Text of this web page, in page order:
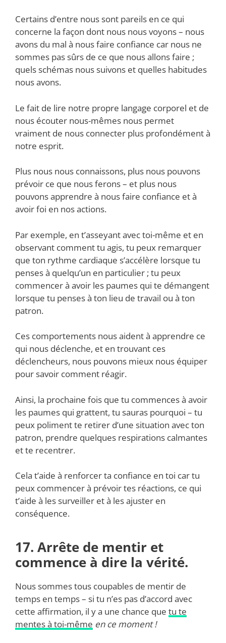
Certains d’entre nous sont pareils en ce qui
concerne la façon dont nous nous voyons – nous
avons du mal à nous faire confiance car nous ne
sommes pas sûrs de ce que nous allons faire ;
quels schémas nous suivons et quelles habitudes
nous avons.
Le fait de lire notre propre langage corporel et de
nous écouter nous-mêmes nous permet
vraiment de nous connecter plus profondément à
notre esprit.
Plus nous nous connaissons, plus nous pouvons
prévoir ce que nous ferons – et plus nous
pouvons apprendre à nous faire confiance et à
avoir foi en nos actions.
Par exemple, en t’asseyant avec toi-même et en
observant comment tu agis, tu peux remarquer
que ton rythme cardiaque s’accélère lorsque tu
penses à quelqu’un en particulier ; tu peux
commencer à avoir les paumes qui te démangent
lorsque tu penses à ton lieu de travail ou à ton
patron.
Ces comportements nous aident à apprendre ce
qui nous déclenche, et en trouvant ces
déclencheurs, nous pouvons mieux nous équiper
pour savoir comment réagir.
Ainsi, la prochaine fois que tu commences à avoir
les paumes qui grattent, tu sauras pourquoi – tu
peux poliment te retirer d’une situation avec ton
patron, prendre quelques respirations calmantes
et te recentrer.
Cela t’aide à renforcer ta confiance en toi car tu
peux commencer à prévoir tes réactions, ce qui
t’aide à les surveiller et à les ajuster en
conséquence.
17. Arrête de mentir et
commence à dire la vérité.
Nous sommes tous coupables de mentir de
temps en temps – si tu n’es pas d’accord avec
cette affirmation, il y a une chance que tu te
mentes à toi-même en ce moment !